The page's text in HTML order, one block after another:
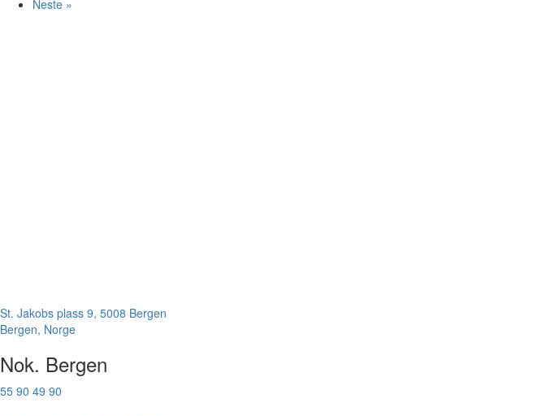
Neste »
St. Jakobs plass 9, 5008 Bergen
Bergen, Norge
Nok. Bergen
55 90 49 90